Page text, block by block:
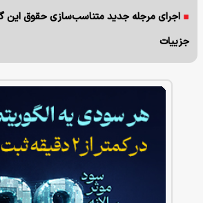
اجرای مرجله جدید متناسب‌سازی حقوق این
جزییات